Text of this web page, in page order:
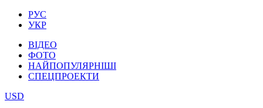
РУС
УКР
ВІДЕО
ФОТО
НАЙПОПУЛЯРНІШІ
СПЕЦПРОЕКТИ
USD